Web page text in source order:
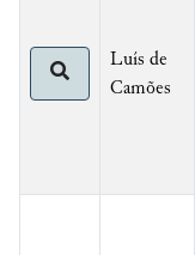
Luís de
Camões